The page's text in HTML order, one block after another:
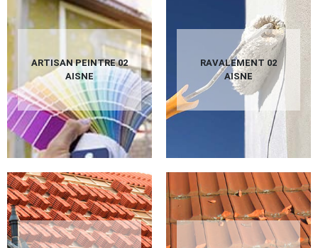
ARTISAN PEINTRE 02
AISNE
RAVALEMENT 02
AISNE